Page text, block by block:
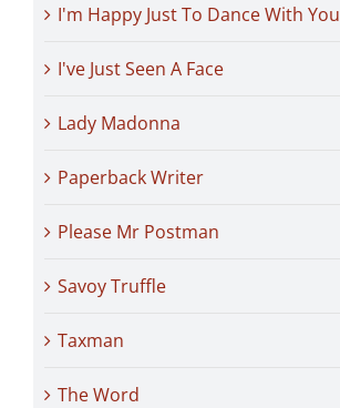
I'm Happy Just To Dance With You
I've Just Seen A Face
Lady Madonna
Paperback Writer
Please Mr Postman
Savoy Truffle
Taxman
The Word